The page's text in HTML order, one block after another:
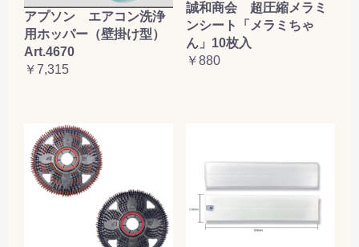
アプソン エアコン洗浄
用ホッパー（壁掛け型）
Art.4670
￥7,315
誠和商会 超圧縮メラミ
ンシート「メラミちゃ
ん」10枚入
￥880